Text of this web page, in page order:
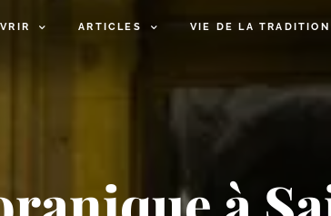
ARTICLES VIE DE LA TRADITION